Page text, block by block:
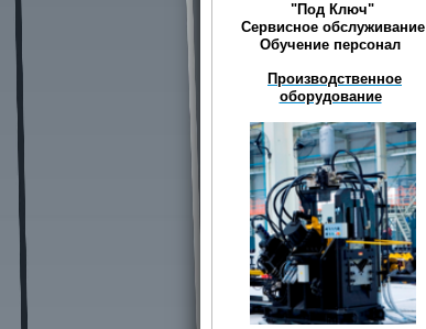
"Под Ключ"
Сервисное обслуживание
Обучение персонал
Производственное
оборудование